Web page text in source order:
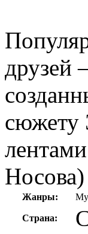
друзей
сюжету
Жанры:
Страна: